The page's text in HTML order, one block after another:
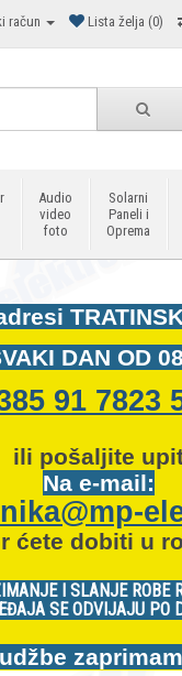
račun Lista želja (0)
Audio
video
foto
Solarni
Paneli i
Oprema
DAN OD
91 7823
ili pošaljite
Na e-mail:
ćete dobiti u
I SLANJE ROBE
SE ODVIJAJU PO